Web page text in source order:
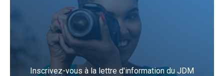
Inscrivez-vous à la lettre d'information du JDM